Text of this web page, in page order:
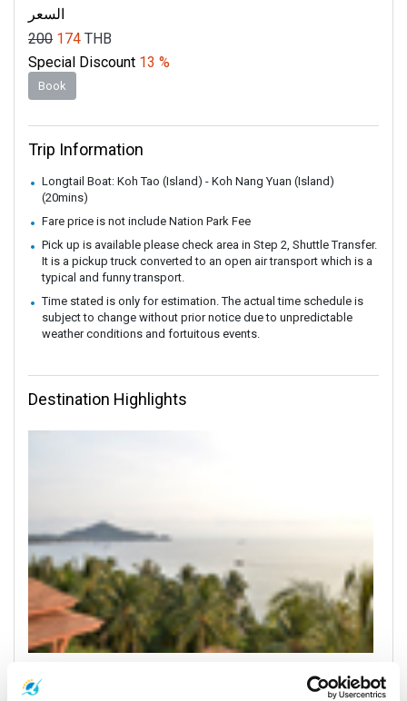
السعر
200 174 THB
Special Discount 13 %
Book
Trip Information
Longtail Boat: Koh Tao (Island) - Koh Nang Yuan (Island)
(20mins)
Fare price is not include Nation Park Fee
Pick up is available please check area in Step 2, Shuttle Transfer.
It is a pickup truck converted to an open air transport which is a
typical and funny transport.
Time stated is only for estimation. The actual time schedule is
subject to change without prior notice due to unpredictable
weather conditions and fortuitous events.
Destination Highlights
All Prices & Schedules